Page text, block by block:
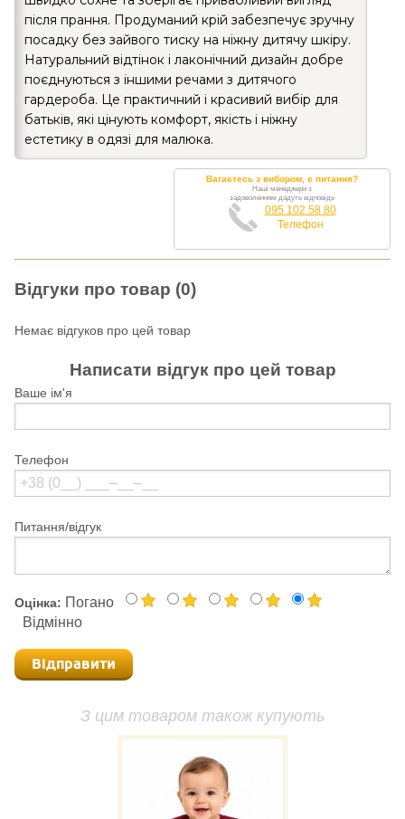
після прання. Продуманий крій забезпечує зручну
посадку без зайвого тиску на ніжну дитячу шкіру.
Натуральний відтінок і лаконічний дизайн добре
поєднуються з іншими речами з дитячого
гардероба. Це практичний і красивий вибір для
батьків, які цінують комфорт, якість і ніжну
естетику в одязі для малюка.
Вагаєтесь з вибором, є питання?
Наші менеджери з
задоволенням дадуть відповідь
095 102 58 80
Телефон
Відгуки про товар (0)
Немає відгуков про цей товар
Написати відгук про цей товар
Ваше ім'я
Телефон
Питання/відгук
Оцінка: Погано
Відмінно
Відправити
З цим товаром також купують